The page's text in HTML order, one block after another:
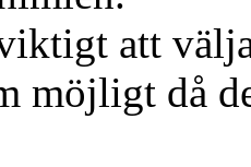
att
möjligt då